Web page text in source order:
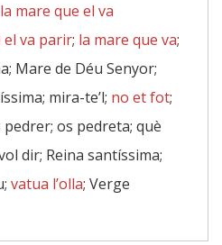
la mare que el va
el va parir; la mare que va;
Mare de Déu Senyor;
mira-te’l; no et fot;
pedrer; os pedreta; què
dir; Reina santíssima;
vatua l’olla; Verge